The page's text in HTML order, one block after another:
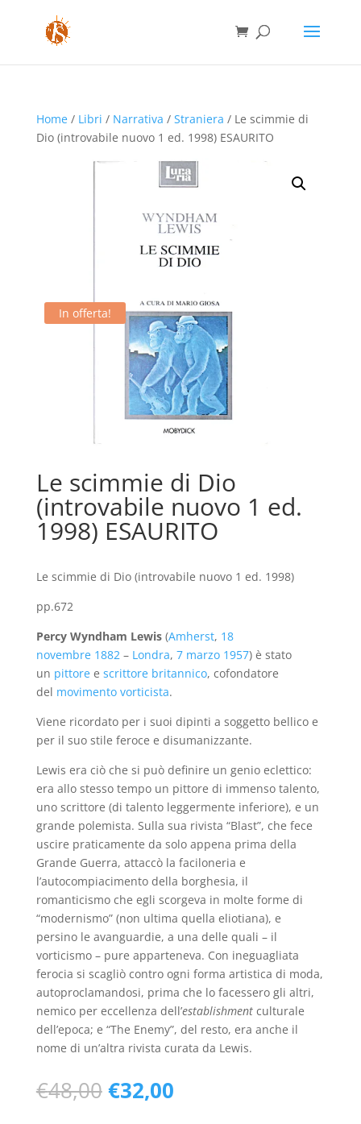
Home/ Libri / Narrativa / Straniera / Le scimmie di
Dio (introvabile nuovo 1 ed. 1998) ESAURITO
In offerta!
Le scimmie di Dio
(introvabile nuovo 1 ed.
1998) ESAURITO
Le scimmie di Dio (introvabile nuovo 1 ed. 1998)
pp.672
Percy Wyndham Lewis(Amherst, 18
novembre 1882– Londra, 7 marzo 1957) è stato
un pittoree scrittore britannico, cofondatore
del movimento vorticista.
Viene ricordato per i suoi dipinti a soggetto bellico e
per il suo stile feroce e disumanizzante.
Lewis era ciò che si può definire un genio eclettico:
era allo stesso tempo un pittore di immenso talento,
uno scrittore (di talento leggermente inferiore), e un
grande polemista. Sulla sua rivista “Blast”, che fece
uscire praticamente da solo appena prima della
Grande Guerra, attaccò la faciloneria e
l’autocompiacimento della borghesia, il
romanticismo che egli scorgeva in molte forme di
“modernismo” (non ultima quella eliotiana), e
persino le avanguardie, a una delle quali – il
vorticismo – pure apparteneva. Con ineguagliata
ferocia si scagliò contro ogni forma artistica di moda,
autoproclamandosi, prima che lo facessero gli altri,
nemico per eccellenza dell’establishment culturale
dell’epoca; e “The Enemy”, del resto, era anche il
nome di un’altra rivista curata da Lewis.
€48,00 Il
prezzo
€32,00Il